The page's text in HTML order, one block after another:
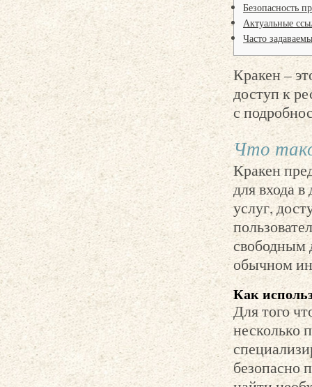
Безопасность
Актуальные
Часто
Кракен –
доступ к
с
Что
Кракен
для входа
услуг,
свободным
обычном
Как
Для того
несколько
безопасно